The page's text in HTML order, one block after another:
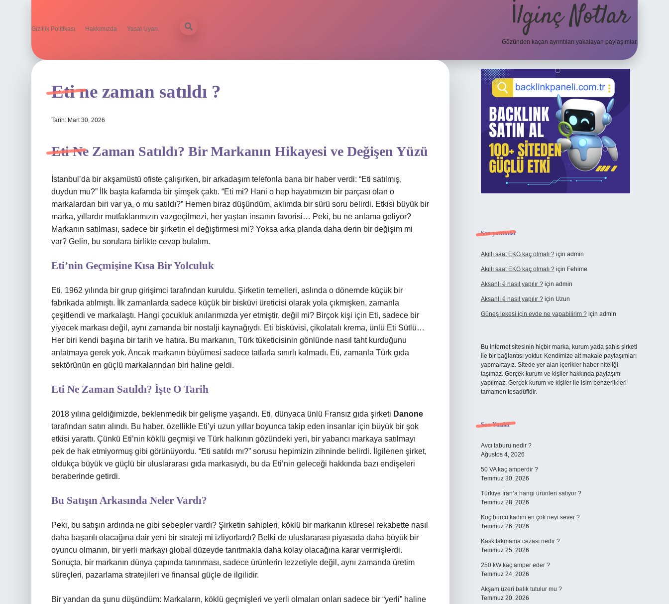
Gizlilik Politikası Hakkımızda Yasal Uyarı İlginç Notlar
Gözünden kaçan ayrıntıları yakalayan paylaşımlar.
Eti ne zaman satıldı ?
Tarih: Mart 30, 2026
Eti Ne Zaman Satıldı? Bir Markanın Hikayesi ve Değişen Yüzü
İstanbul’da bir akşamüstü ofiste çalışırken, bir arkadaşım telefonla bana bir haber verdi: “Eti satılmış,
duydun mu?” İlk başta kafamda bir şimşek çaktı. “Eti mi? Hani o hep hayatımızın bir parçası olan o
markalardan biri var ya, o mu satıldı?” Hemen biraz düşündüm, aklımda bir sürü soru belirdi. Etkisi büyük bir
marka, yıllardır mutfaklarımızın vazgeçilmezi, her yaştan insanın favorisi… Peki, bu ne anlama geliyor?
Markanın satılması, sadece bir şirketin el değiştirmesi mi? Yoksa arka planda daha derin bir değişim mi
var? Gelin, bu sorulara birlikte cevap bulalım.
Eti’nin Geçmişine Kısa Bir Yolculuk
Eti, 1962 yılında bir grup girişimci tarafından kuruldu. Şirketin temelleri, aslında o dönemde küçük bir
fabrikada atılmıştı. İlk zamanlarda sadece küçük bir bisküvi üreticisi olarak yola çıkmışken, zamanla
çeşitlendi ve markalaştı. Hangi çocukluk anılarımızda yer etmiştir, değil mi? Birçok kişi için Eti, sadece bir
yiyecek markası değil, aynı zamanda bir nostalji kaynağıydı. Eti bisküvisi, çikolatalı krema, ünlü Eti Sütlü…
Her biri kendi başına bir tarih ve hatıra. Bu markanın, Türk tüketicisinin gönlünde nasıl taht kurduğunu
anlatmaya gerek yok. Ancak markanın büyümesi sadece tatlarla sınırlı kalmadı. Eti, zamanla Türk gıda
sektörünün en güçlü markalarından biri haline geldi.
Eti Ne Zaman Satıldı? İşte O Tarih
2018 yılına geldiğimizde, beklenmedik bir gelişme yaşandı. Eti, dünyaca ünlü Fransız gıda şirketi Danone
tarafından satın alındı. Bu haber, özellikle Eti’yi uzun yıllar boyunca takip eden insanlar için büyük bir şok
etkisi yarattı. Çünkü Eti’nin köklü geçmişi ve Türk halkının gözündeki yeri, bir yabancı markaya satılmayı
pek de hak etmiyormuş gibi görünüyordu. “Eti satıldı mı?” sorusu hepimizin zihninde belirdi. İlgilenen şirket,
oldukça büyük ve güçlü bir uluslararası gıda markasıydı, bu da Eti’nin geleceği hakkında bazı endişeleri
beraberinde getirdi.
Bu Satışın Arkasında Neler Vardı?
Peki, bu satışın ardında ne gibi sebepler vardı? Şirketin sahipleri, köklü bir markanın küresel rekabette nasıl
daha başarılı olacağına dair yeni bir strateji mi izliyorlardı? Belki de uluslararası piyasada daha büyük bir
oyuncu olmanın, bir yerli markayı global düzeyde tanıtmakla daha kolay olacağına karar vermişlerdi.
Sonuçta, bir markanın dünya çapında tanınması, sadece ürünlerin lezzetiyle değil, aynı zamanda üretim
süreçleri, pazarlama stratejileri ve finansal güçle de ilgilidir.
Bir yandan da şunu düşündüm: Markaların, köklü geçmişleri ve yerli olmaları onları sadece bir “yerli” haline
Sidebar
Son yorumlar
Akıllı saat EKG kaç olmalı ?için admin
Akıllı saat EKG kaç olmalı ?için Fehime
Aksanlı é nasıl yapılır ?için admin
Aksanlı é nasıl yapılır ?için Uzun
Güneş lekesi için evde ne yapabilirim ?için admin
Bu internet sitesinin hiçbir marka, kurum yada şahıs şirketi
ile bir bağlantısı yoktur. Kendimize ait makale paylaşımları
yapmaktayız. Sitede yer alan içerikler haber niteliği
taşımaz. Gerçek kurum ve kişiler hakkında paylaşım
yapılmaz. Gerçek kurum ve kişiler ile isim benzerlikleri
tamamen tesadüfidir.
Son Yazılar
Avcı taburu nedir ?
Ağustos 4, 2026
50 VA kaç amperdir ?
Temmuz 30, 2026
Türkiye İran’a hangi ürünleri satıyor ?
Temmuz 28, 2026
Koç burcu kadını en çok neyi sever ?
Temmuz 26, 2026
Kask takmama cezası nedir ?
Temmuz 25, 2026
250 kW kaç amper eder ?
Temmuz 24, 2026
Akşam üzeri balık tutulur mu ?
Temmuz 20, 2026